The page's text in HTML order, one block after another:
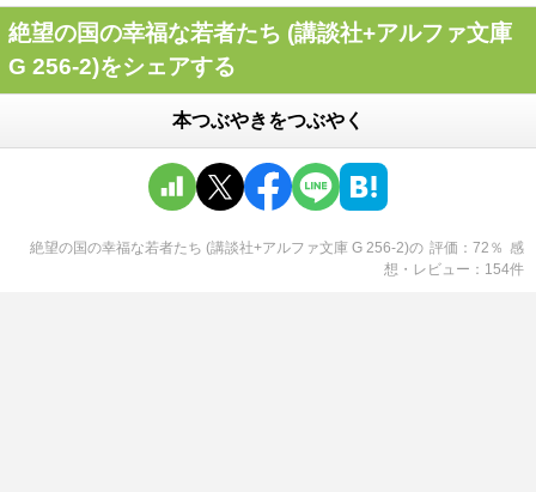
絶望の国の幸福な若者たち (講談社+アルファ文庫
G 256-2)をシェアする
本つぶやきをつぶやく
絶望の国の幸福な若者たち (講談社+アルファ文庫 G 256-2)の 評価 72 ％ 感
想・レビュー
154件